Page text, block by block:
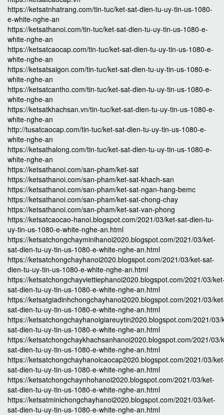
https://ketsatnhatrang.com/tin-tuc/ket-sat-dien-tu-uy-tin-us-1080-
e-white-nghe-an
https://ketsathanoi.com/tin-tuc/ket-sat-dien-tu-uy-tin-us-1080-e-
white-nghe-an
https://ketsatcaocap.com/tin-tuc/ket-sat-dien-tu-uy-tin-us-1080-e-
white-nghe-an
https://ketsatsaigon.com/tin-tuc/ket-sat-dien-tu-uy-tin-us-1080-e-
white-nghe-an
https://ketsatcantho.com/tin-tuc/ket-sat-dien-tu-uy-tin-us-1080-e-
white-nghe-an
https://ketsatkhachsan.vn/tin-tuc/ket-sat-dien-tu-uy-tin-us-1080-e-
white-nghe-an
http://tusatcaocap.com/tin-tuc/ket-sat-dien-tu-uy-tin-us-1080-e-
white-nghe-an
https://ketsathalong.com/tin-tuc/ket-sat-dien-tu-uy-tin-us-1080-e-
white-nghe-an
https://ketsathanoi.com/san-pham/ket-sat
https://ketsathanoi.com/san-pham/ket-sat-khach-san
https://ketsathanoi.com/san-pham/ket-sat-ngan-hang-bemc
https://ketsathanoi.com/san-pham/ket-sat-chong-chay
https://ketsathanoi.com/san-pham/ket-sat-van-phong
https://ketsatcaocao-hanoi.blogspot.com/2021/03/ket-sat-dien-tu-
uy-tin-us-1080-e-white-nghe-an.html
https://ketsatchongchayminihanoi2020.blogspot.com/2021/03/ket-
sat-dien-tu-uy-tin-us-1080-e-white-nghe-an.html
https://ketsatchongchayhanoi2020.blogspot.com/2021/03/ket-sat-
dien-tu-uy-tin-us-1080-e-white-nghe-an.html
https://ketsatchongchayviettiephanoi2020.blogspot.com/2021/03/
sat-dien-tu-uy-tin-us-1080-e-white-nghe-an.html
https://ketsatgiadinhchongchayhanoi2020.blogspot.com/2021/03/
sat-dien-tu-uy-tin-us-1080-e-white-nghe-an.html
https://ketsatchongchayhanoigiareuytin2020.blogspot.com/2021/03/
sat-dien-tu-uy-tin-us-1080-e-white-nghe-an.html
https://ketsatchongchaykhachsanhanoi2020.blogspot.com/2021/03/
sat-dien-tu-uy-tin-us-1080-e-white-nghe-an.html
https://ketsatchongchayhanoicaocap2020.blogspot.com/2021/03/
sat-dien-tu-uy-tin-us-1080-e-white-nghe-an.html
https://ketsatchongchaynhohanoi2020.blogspot.com/2021/03/ket-
sat-dien-tu-uy-tin-us-1080-e-white-nghe-an.html
https://ketsatminichongchayhanoi2020.blogspot.com/2021/03/ket-
sat-dien-tu-uy-tin-us-1080-e-white-nghe-an.html